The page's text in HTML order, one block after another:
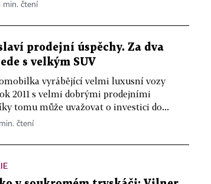
min. čtení
prodejní úspěchy. Za dva
s velkým SUV
vyrábějící velmi luxusní vozy
2011 s velmi dobrými prodejními
tomu může uvažovat o investici do...
čtení